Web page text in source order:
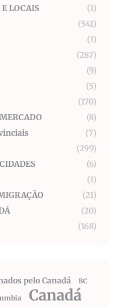
LOCAIS
(1)
(541)
(1)
(287)
(9)
(5)
(170)
(8)
(7)
(299)
(6)
(1)
(21)
(20)
(168)
pelo Canadá BC
Canadá